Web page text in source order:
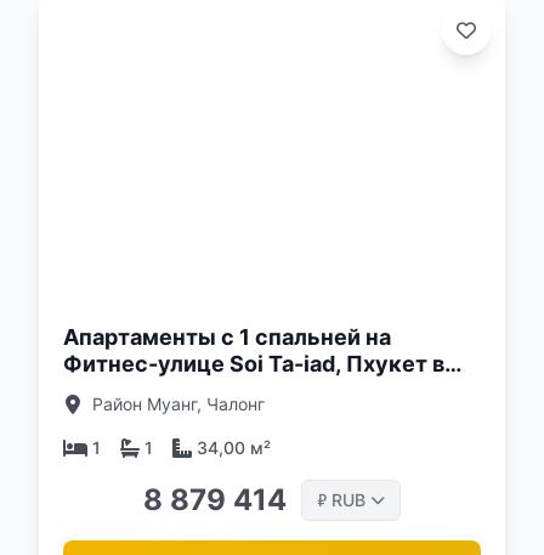
Апартаменты с 1 спальней на
Фитнес-улице Soi Ta-iad, Пхукет в
комплексе Aceller Hotel & Residence
Район Муанг, Чалонг
1 1 34,00 м²
8 879 414 ₽ RUB